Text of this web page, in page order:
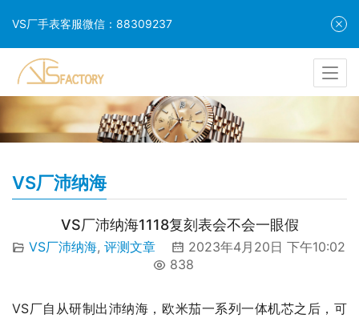
VS厂沛纳海
VS厂沛纳海1118复刻表会不会一眼假
VS厂沛纳海, 评测文章
2023年4月20日 下午10:02
838
VS厂自从研制出沛纳海，欧米茄一系列一体机芯之后，可
VS厂手表客服微信：88309237